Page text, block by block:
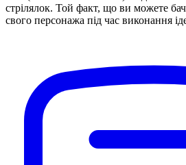
стрілялок. Той факт, що ви можете
свого персонажа під час виконання